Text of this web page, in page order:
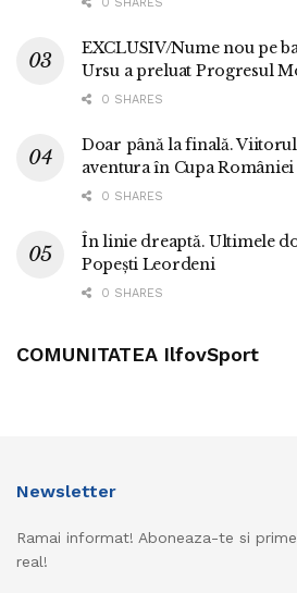
EXCLUSIV/Nume nou pe
Ursu a preluat Progresul
0 SHARES
Doar până la finală.
aventura în Cupa României
0 SHARES
În linie dreaptă. Ultimele
Popești Leordeni
0 SHARES
COMUNITATEA IlfovSport
Newsletter
Ramai informat! Aboneaza-te si
real!